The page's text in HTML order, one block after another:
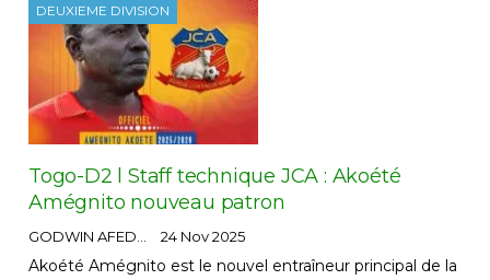
DEUXIEME DIVISION
Togo-D2 l Staff technique JCA : Akoété
Amégnito nouveau patron
GODWIN AFEDO 24 Nov 2025
Akoété Amégnito est le nouvel entraîneur principal de la